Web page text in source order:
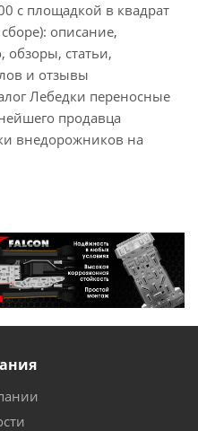
c площадкой в квадрат
описание,
обзоры, статьи,
и отзывы
Лебедки переносные
продавца
внедорожников на